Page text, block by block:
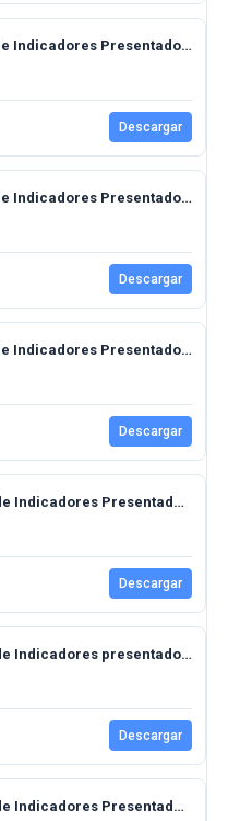
2F011C1 Seguimiento de Indicadores Presentados al Honorable Congreso del Estado Cierre Anual 2024
Descargar
2F011C1 Seguimiento de Indicadores Presentados al Honorable Congreso del Estado Cuarto Trimestre 2024
Descargar
2F011C1 Seguimiento de Indicadores Presentados al Honorable Congreso del Estado mes de Diciembre 2024
Descargar
2K028D1 Seguimiento de Indicadores Presentados al Honorable Congreso del Estado Cierre Anual 2024
Descargar
2K028D1 Seguimiento de Indicadores presentados al Honorable Congreso del Estado Cuarto Trimestre 2024
Descargar
2K028D1 Seguimiento de Indicadores Presentados al Honorable Congreso del Estado mes de Diciembre 2024